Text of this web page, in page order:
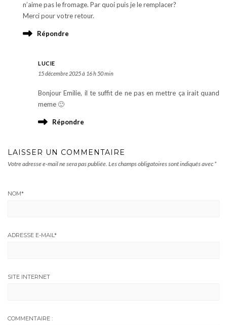
n’aime pas le fromage. Par quoi puis je le remplacer?
Merci pour votre retour.
Répondre
LUCIE
15 décembre 2025 à 16 h 50 min
Bonjour Emilie, il te suffit de ne pas en mettre ça irait quand
meme 🙂
Répondre
LAISSER UN COMMENTAIRE
Votre adresse e-mail ne sera pas publiée. Les champs obligatoires sont indiqués avec *
NOM*
ADRESSE E-MAIL*
SITE INTERNET
COMMENTAIRE :